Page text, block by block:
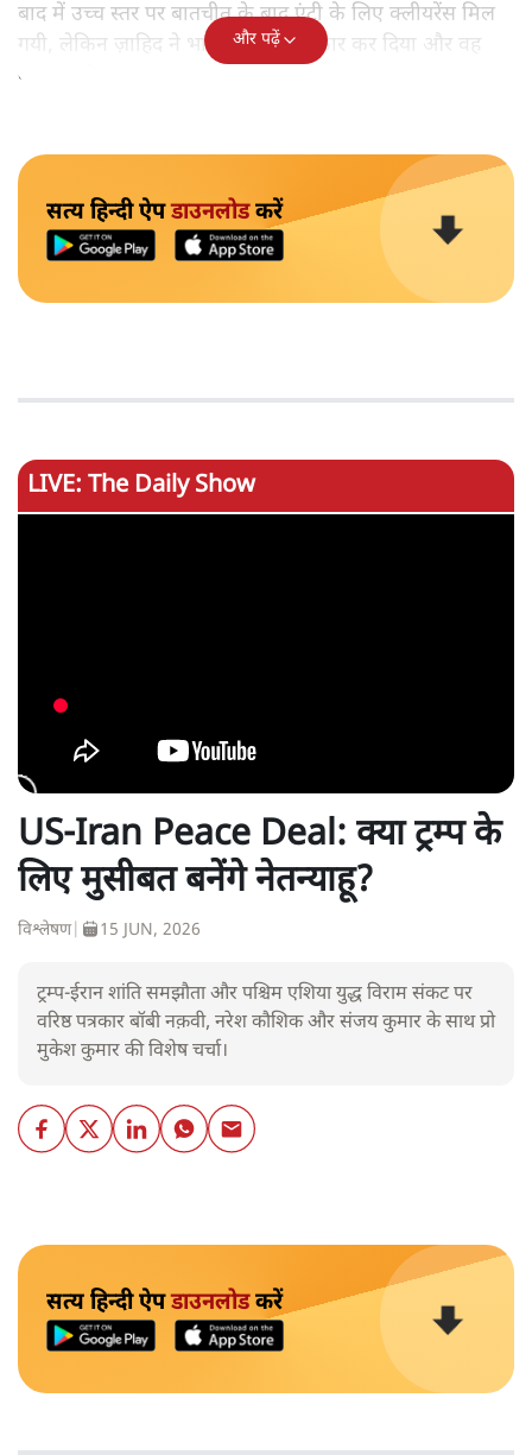
बाद में उच्च स्तर पर बातचीत के बाद एंट्री के लिए क्लीयरेंस मिल
गयी, लेकिन ज़ाहिद ने भारत आने से इनकार कर दिया और वह
वापस चले गए।
और पढ़ें
सत्य हिन्दी ऐपडाउनलोडकरें
LIVE: The Daily Show
US-Iran Peace Deal: क्या ट्रम्प के
लिए मुसीबत बनेंगे नेतन्याहू?
विश्लेषण| 15 JUN, 2026
ट्रम्प-ईरान शांति समझौता और पश्चिम एशिया युद्ध विराम संकट पर
वरिष्ठ पत्रकार बॉबी नक़वी, नरेश कौशिक और संजय कुमार के साथ प्रो
मुकेश कुमार की विशेष चर्चा।
सत्य हिन्दी ऐपडाउनलोडकरें